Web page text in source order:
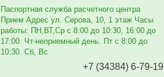
Паспортная служба расчетного центра
Прием Адрес ул. Серова, 10, 1 этаж Часы
работы: ПН,ВТ,Ср с 8:00 до 10:30, 16:00 до
17:00. Чт-неприемный день. Пт с 8:00 до
10:30. Сб, Вс
+7 (34384) 6-79-19